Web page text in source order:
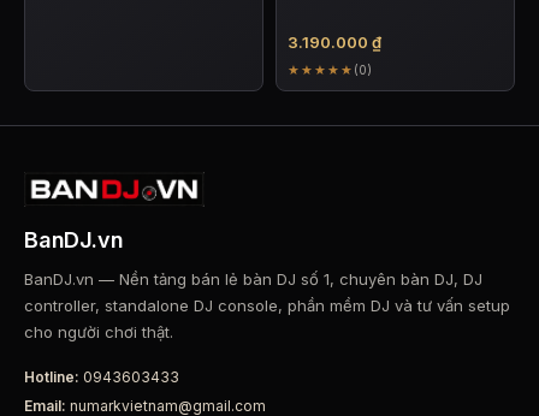
1.400.000 ₫.3.190.000 ₫
★★★★★ (0)
BanDJ.vn
BanDJ.vn — Nền tảng bán lẻ bàn DJ số 1, chuyên bàn DJ, DJ
controller, standalone DJ console, phần mềm DJ và tư vấn setup
cho người chơi thật.
Hotline: 0943603433
Email: numarkvietnam@gmail.com